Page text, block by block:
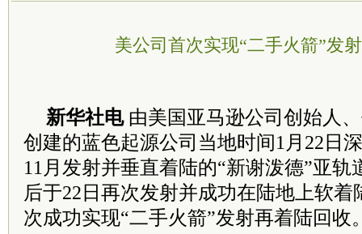
美公司首次实现“二手火箭”发
新华社电由美国亚马逊公司创始人
创建的蓝色起源公司当地时间1月22日
11月发射并垂直着陆的“新谢泼德”亚轨
后于22日再次发射并成功在陆地上软
次成功实现“二手火箭”发射再着陆回收